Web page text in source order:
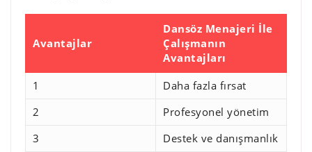
Avantajlar
Dansöz Menajeri İle
Çalışmanın
Avantajları
1
Daha fazla fırsat
2
Profesyonel yönetim
3
Destek ve danışmanlık